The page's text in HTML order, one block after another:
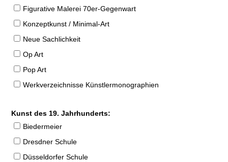
Figurative Malerei 70er-Gegenwart
Konzeptkunst / Minimal-Art
Neue Sachlichkeit
Op Art
Pop Art
Werkverzeichnisse Künstlermonographien
Kunst des 19. Jahrhunderts:
Biedermeier
Dresdner Schule
Düsseldorfer Schule